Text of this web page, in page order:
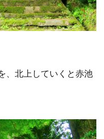
、北上していくと赤池